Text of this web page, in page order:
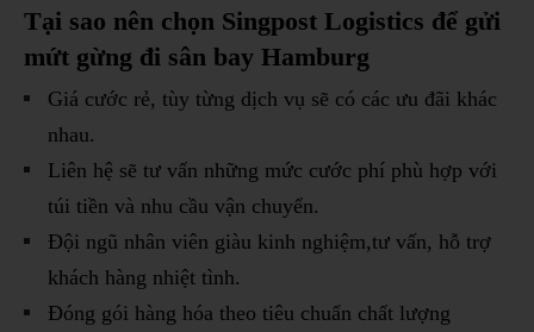
Tại sao nên chọn Singpost Logistics để gửi
mứt gừng đi sân bay Hamburg
Giá cước rẻ, tùy từng dịch vụ sẽ có các ưu đãi khác
nhau.
Liên hệ sẽ tư vấn những mức cước phí phù hợp với
túi tiền và nhu cầu vận chuyển.
Đội ngũ nhân viên giàu kinh nghiệm,tư vấn, hỗ trợ
khách hàng nhiệt tình.
Đóng gói hàng hóa theo tiêu chuẩn chất lượng